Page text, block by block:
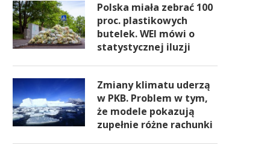
Polska miała zebrać 100
proc. plastikowych
butelek. WEI mówi o
statystycznej iluzji
Zmiany klimatu uderzą
w PKB. Problem w tym,
że modele pokazują
zupełnie różne rachunki